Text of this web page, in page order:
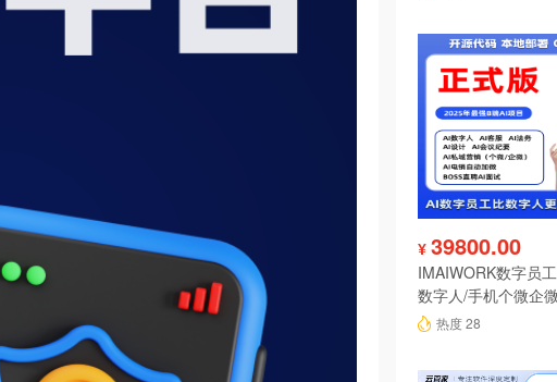
¥ 39800.00
IMAIWORK数字员
数字人/手机个微企
陪练/电销/客服/法
热度 28